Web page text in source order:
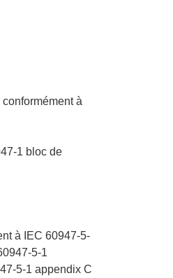
à
1 bloc de
à IEC 60947-5-
5-1
5-1 appendix C